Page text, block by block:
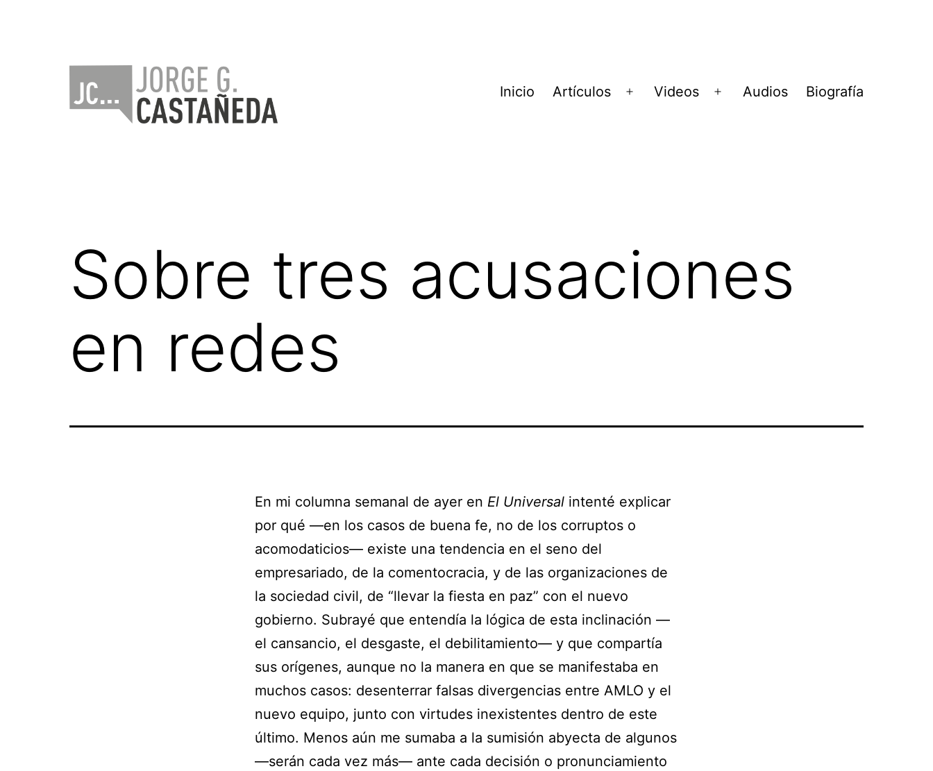
Inicio Artículos
Abrir
Videos
Abrir
Audios Biografía
Sobre tres acusaciones
en redes
En mi columna semanal de ayer en El Universal intenté explicar
por qué —en los casos de buena fe, no de los corruptos o
acomodaticios— existe una tendencia en el seno del
empresariado, de la comentocracia, y de las organizaciones de
la sociedad civil, de “llevar la fiesta en paz” con el nuevo
gobierno. Subrayé que entendía la lógica de esta inclinación —
el cansancio, el desgaste, el debilitamiento— y que compartía
sus orígenes, aunque no la manera en que se manifestaba en
muchos casos: desenterrar falsas divergencias entre AMLO y el
nuevo equipo, junto con virtudes inexistentes dentro de este
último. Menos aún me sumaba a la sumisión abyecta de algunos
—serán cada vez más— ante cada decisión o pronunciamiento